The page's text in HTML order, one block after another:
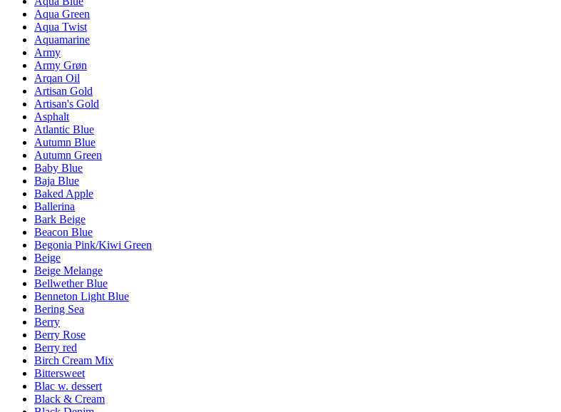
Aqua Green
Aqua Twist
Aquamarine
Army
Army Grøn
Arqan Oil
Artisan Gold
Artisan's Gold
Asphalt
Atlantic Blue
Autumn Blue
Autumn Green
Baby Blue
Baja Blue
Baked Apple
Ballerina
Bark Beige
Beacon Blue
Begonia Pink/Kiwi Green
Beige
Beige Melange
Bellwether Blue
Benneton Light Blue
Bering Sea
Berry
Berry Rose
Berry red
Birch Cream Mix
Bittersweet
Blac w. dessert
Black & Cream